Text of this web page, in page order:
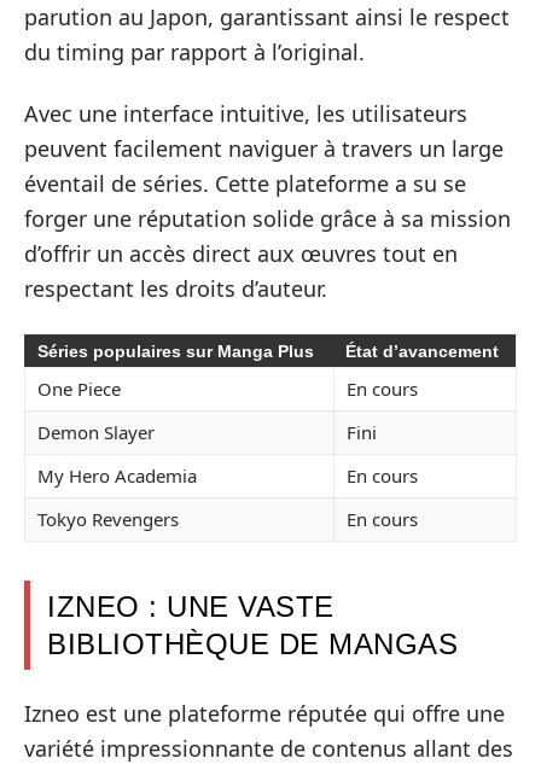
parution au Japon, garantissant ainsi le respect
du timing par rapport à l’original.
Avec une interface intuitive, les utilisateurs
peuvent facilement naviguer à travers un large
éventail de séries. Cette plateforme a su se
forger une réputation solide grâce à sa mission
d’offrir un accès direct aux œuvres tout en
respectant les droits d’auteur.
Séries populaires sur Manga Plus État d’avancement
One Piece
En cours
Demon Slayer
Fini
My Hero Academia
En cours
Tokyo Revengers
En cours
IZNEO : UNE VASTE
BIBLIOTHÈQUE DE MANGAS
Izneo est une plateforme réputée qui offre une
variété impressionnante de contenus allant des